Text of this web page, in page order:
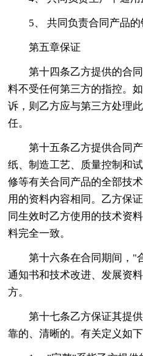
5、 共同负责合同产品的
第五章保证
第十四条乙方提供的合
料不受任何第三方的指控。
诉，则乙方应与第三方处理
任。
第十五条乙方提供合同
纸、制造工艺、质量控制和
修等有关合同产品的全部技
用的资料内容相同。乙方保
同生效时乙方使用的技术资
料完全一致。
第十六条在合同期间，"
通知书和技术改进、发展资
方。
第十七条乙方保证其提
靠的、清晰的。有关定义如下